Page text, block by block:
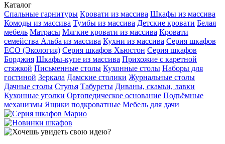
Каталог
Спальные гарнитуры Кровати из массива Шкафы из массива
Комоды из массива Тумбы из массива Детские кровати Белая
мебель Матрасы Мягкие кровати из массива Кровати
семейства Альба из массива Кухни из массива Серия шкафов
ECO (Экология) Серия шкафов Хьюстон Серия шкафов
Борджия Шкафы-купе из массива Прихожие с каретной
стяжкой Письменные столы Кухонные столы Наборы для
гостиной Зеркала Дамские столики Журнальные столы
Дачные столы Стулья Табуреты Диваны, скамьи, лавки
Кухонные уголки Ортопедическое основание Подъёмные
механизмы Ящики подкроватные Мебель для дачи